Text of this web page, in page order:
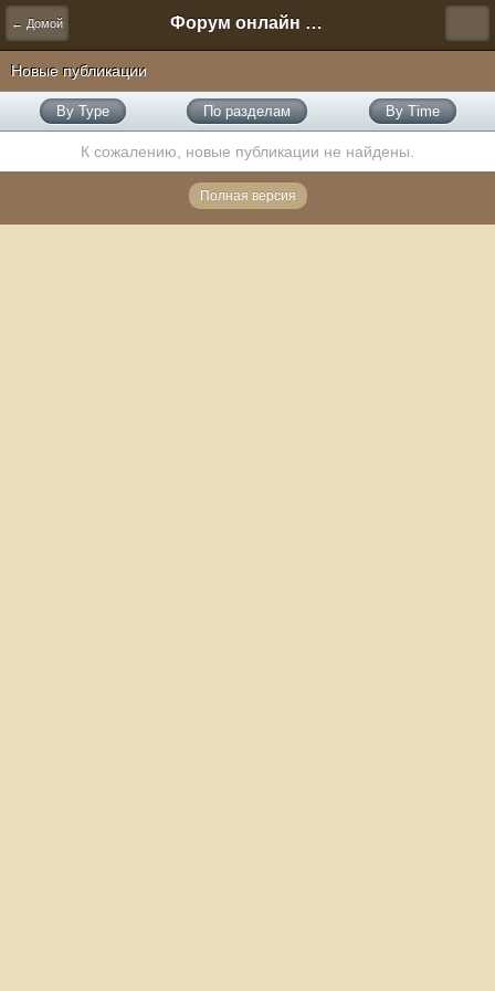
← Домой Форум онлайн игры "Новая Эра" (Нюра Биз)
Новые публикации
By Type По разделам By Time
К сожалению, новые публикации не найдены.
Полная версия